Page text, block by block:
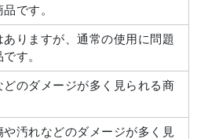
です。
ありますが、通常の使用に問題
す。
どのダメージが多く見られる商
や汚れなどのダメージが多く見